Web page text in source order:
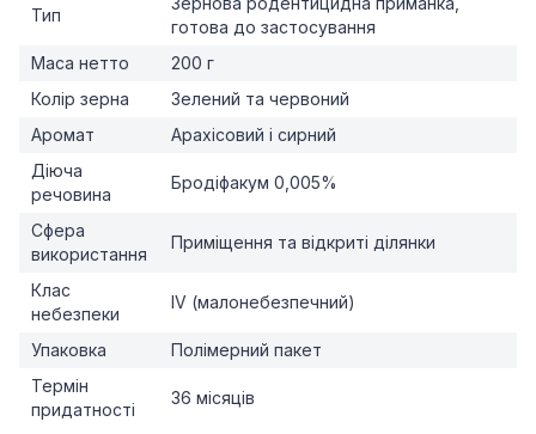
Тип
готова до застосування
Маса нетто
200 г
Колір зерна
Зелений та червоний
Аромат
Арахісовий і сирний
Діюча
речовина
Бродіфакум 0,005%
Сфера
використання
Приміщення та відкриті ділянки
Клас
небезпеки
IV (малонебезпечний)
Упаковка
Полімерний пакет
Термін
придатності
36 місяців